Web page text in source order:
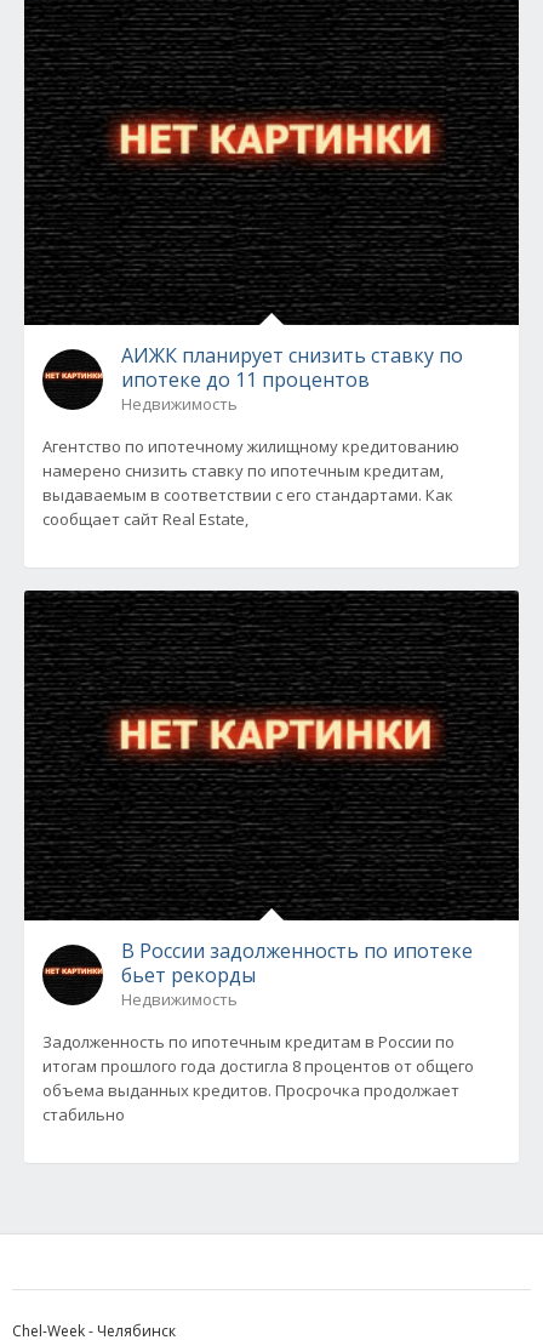
АИЖК планирует снизить ставку по
ипотеке до 11 процентов
Недвижимость
Агентство по ипотечному жилищному кредитованию
намерено снизить ставку по ипотечным кредитам,
выдаваемым в соответствии с его стандартами. Как
сообщает сайт Real Estate,
В России задолженность по ипотеке
бьет рекорды
Недвижимость
Задолженность по ипотечным кредитам в России по
итогам прошлого года достигла 8 процентов от общего
объема выданных кредитов. Просрочка продолжает
стабильно
Chel-Week - Челябинск